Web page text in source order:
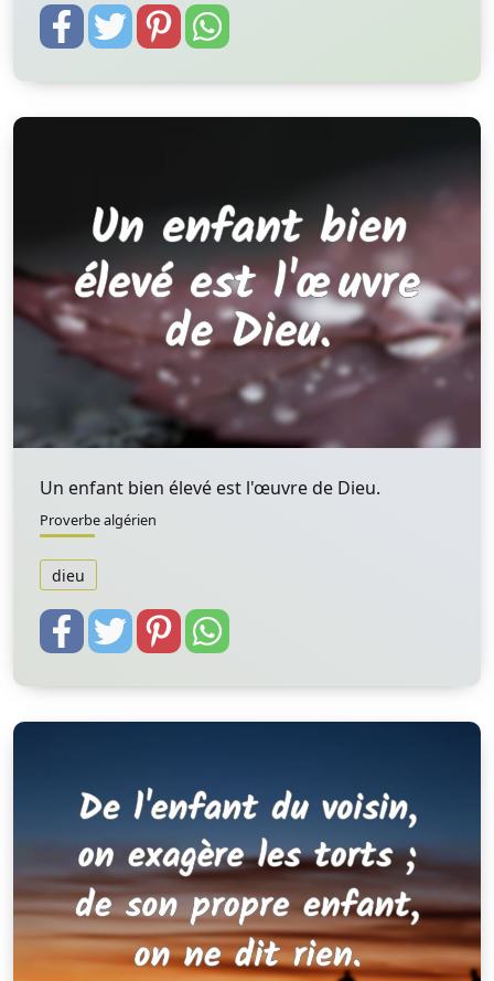
Un enfant bien élevé est l'œuvre de Dieu.
Proverbe algérien
dieu